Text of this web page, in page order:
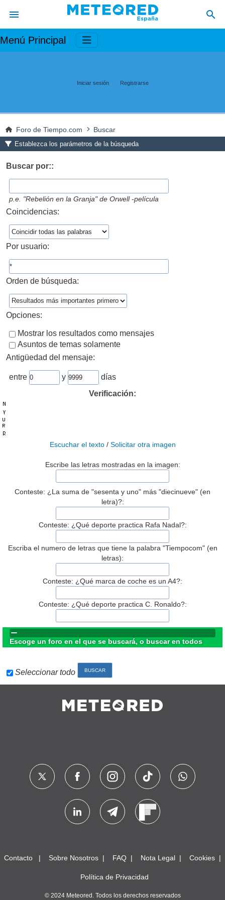
Menú Principal
Iniciar sesión Registrarse
Foro de Tiempo.com Buscar
Establezca los parámetros de la búsqueda
Buscar por::
p.e. "Rebelión en la Granja" de Orwell -película
Coincidencias:
Por usuario:
Orden de búsqueda:
Opciones:
Mostrar los resultados como mensajes
Asuntos de temas solamente
Antigüedad del mensaje:
entre y
días
Verificación:
Escuchar el texto/ Solicitar otra imagen
Escribe las letras mostradas en la imagen:
Conteste: ¿La suma de "sesenta y uno" más "diecinueve" (en
letra)?:
Conteste: ¿Qué deporte practica Rafa Nadal?:
Escriba el numero de letras que tiene la palabra "Tiempocom" (en
letras):
Conteste: ¿Qué marca de coche es un A4?:
Conteste: ¿Qué deporte practica C. Ronaldo?:
Escoge un foro en el que se buscará, o buscar en todos
Seleccionar todo
Contacto Sobre Nosotros FAQ Nota Legal Cookies
Política de Privacidad
© 2024 Meteored. Todos los derechos reservados